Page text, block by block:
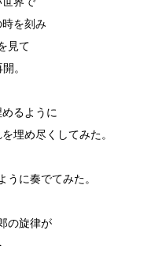
を刻み
見て
。
るように
埋め尽くしてみた。
うに奏でてみた。
の旋律が